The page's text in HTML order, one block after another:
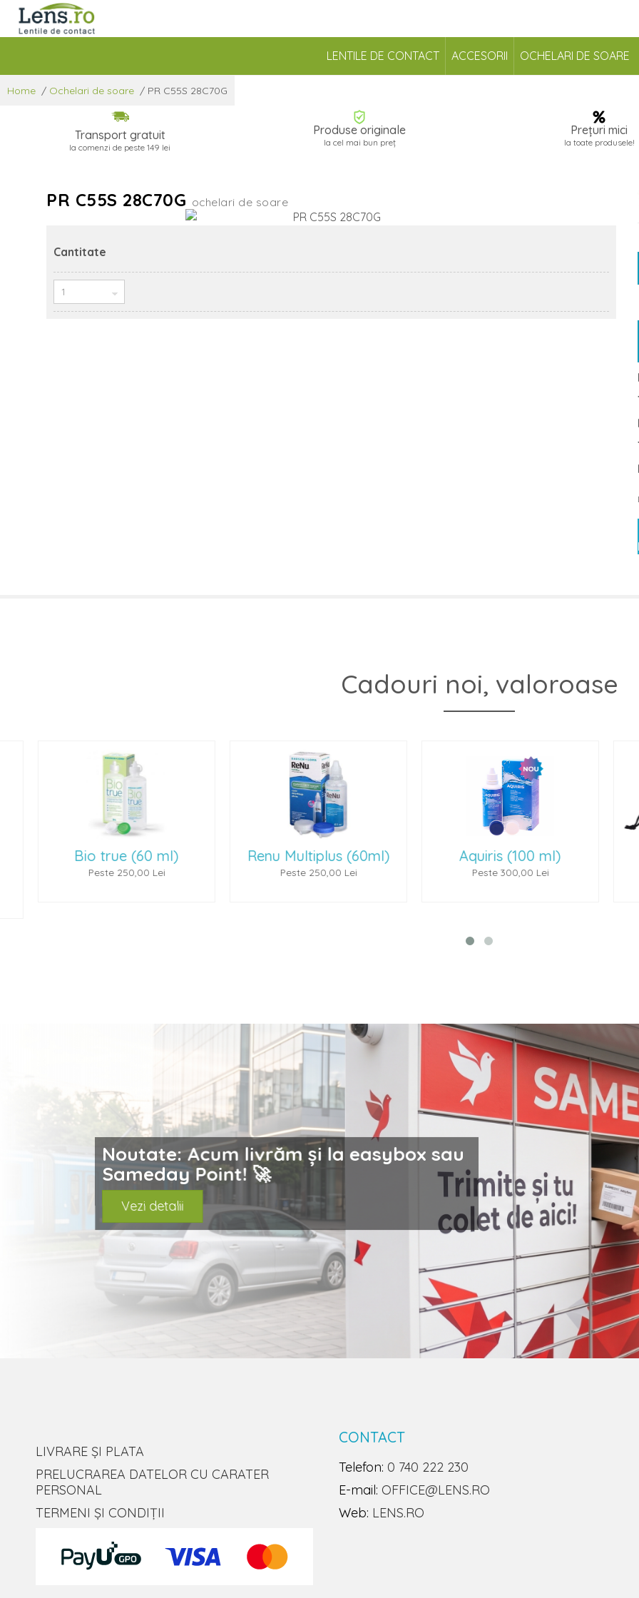
LENTILE DE CONTACT ACCESORII OCHELARI DE SOARE
Home / Ochelari de soare / PR C55S 28C70G
Transport gratuit
la comenzi de peste 149 lei
Produse originale
la cel mai bun preț
Prețuri mici
la toate produsele!
PR C55S 28C70G ochelari de soare
Cantitate
Cadouri noi, valoroase
Bio true (60 ml)
Peste 250,00 Lei
Renu Multiplus (60ml)
Peste 250,00 Lei
Aquiris (100 ml)
Peste 300,00 Lei
Noutate: Acum livrăm și la easybox sau
Sameday Point! 🚀
Vezi detalii
LIVRARE ȘI PLATA
PRELUCRAREA DATELOR CU CARATER
PERSONAL
TERMENI ȘI CONDIȚII
CONTACT
Telefon: 0 740 222 230
E-mail: OFFICE@LENS.RO
Web: LENS.RO